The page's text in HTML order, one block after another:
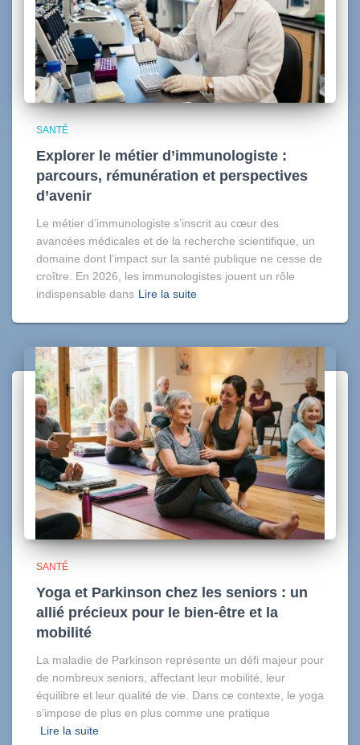
SANTÉ
Explorer le métier d’immunologiste :
parcours, rémunération et perspectives
d’avenir
Le métier d’immunologiste s’inscrit au cœur des
avancées médicales et de la recherche scientifique, un
domaine dont l’impact sur la santé publique ne cesse de
croître. En 2026, les immunologistes jouent un rôle
indispensable dans Lire la suite
SANTÉ
Yoga et Parkinson chez les seniors : un
allié précieux pour le bien-être et la
mobilité
La maladie de Parkinson représente un défi majeur pour
de nombreux seniors, affectant leur mobilité, leur
équilibre et leur qualité de vie. Dans ce contexte, le yoga
s’impose de plus en plus comme une pratique
Lire la suite